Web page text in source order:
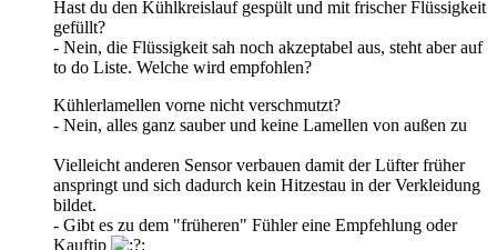
Hast du den Kühlkreislauf gespült und mit frischer Flüssigkeit
gefüllt?
- Nein, die Flüssigkeit sah noch akzeptabel aus, steht aber auf
to do Liste. Welche wird empfohlen?
Kühlerlamellen vorne nicht verschmutzt?
- Nein, alles ganz sauber und keine Lamellen von außen zu
Vielleicht anderen Sensor verbauen damit der Lüfter früher
anspringt und sich dadurch kein Hitzestau in der Verkleidung
bildet.
- Gibt es zu dem "früheren" Fühler eine Empfehlung oder
Kauftip